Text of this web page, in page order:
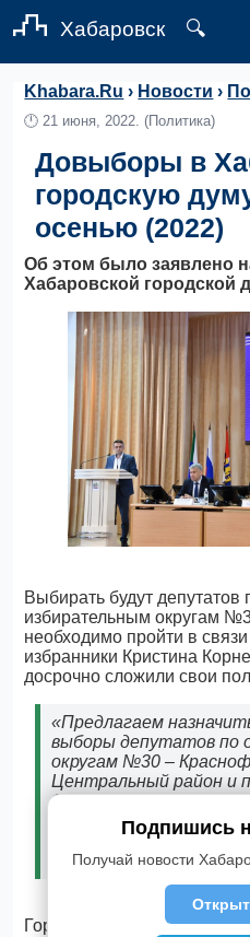
Хабаровск 🔍
Khabara.Ru › Новости ›
🕛21 июня, 2022. (Политика)
Довыборы в
городскую
осенью (2022)
Об этом было заявлено
Хабаровской городской
Выбирать будут
избирательным округам
необходимо пройти в
избранники Кристина
досрочно сложили свои
«Предлагаем
выборы депутатов по
округам №30 –
Центральный район и
11 сентября 2022
выступлении Максим
отдела управления
Хабаровска.
Городские депутаты
Подпишись
Получай новости